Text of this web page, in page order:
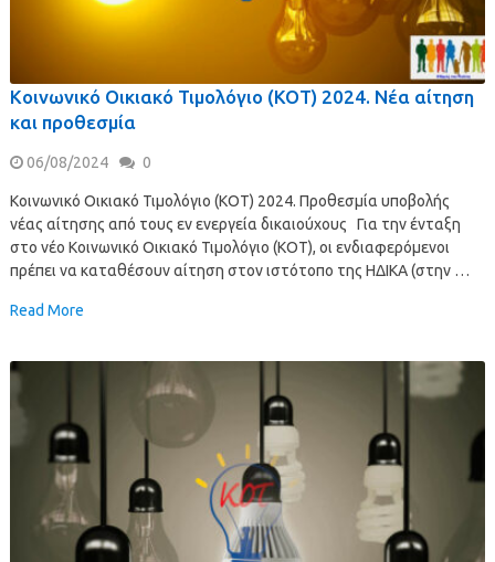
Κοινωνικό Οικιακό Τιμολόγιο (ΚΟΤ) 2024. Νέα αίτηση
και προθεσμία
06/08/2024 0
Κοινωνικό Οικιακό Τιμολόγιο (ΚΟΤ) 2024. Προθεσμία υποβολής
νέας αίτησης από τους εν ενεργεία δικαιούχους Για την ένταξη
στο νέο Κοινωνικό Οικιακό Τιμολόγιο (ΚΟΤ), οι ενδιαφερόμενοι
πρέπει να καταθέσουν αίτηση στον ιστότοπο της ΗΔΙΚΑ (στην …
Read More